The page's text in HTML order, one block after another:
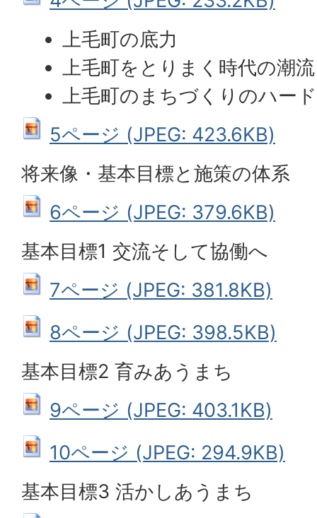
上毛町の底力
上毛町をとりまく時代の潮流
上毛町のまちづくりのハー
5ページ (JPEG: 423.6KB)
将来像・基本目標と施策の体系
6ページ (JPEG: 379.6KB)
基本目標1 交流そして協働へ
7ページ (JPEG: 381.8KB)
8ページ (JPEG: 398.5KB)
基本目標2 育みあうまち
9ページ (JPEG: 403.1KB)
10ページ (JPEG: 294.9KB)
基本目標3 活かしあうまち